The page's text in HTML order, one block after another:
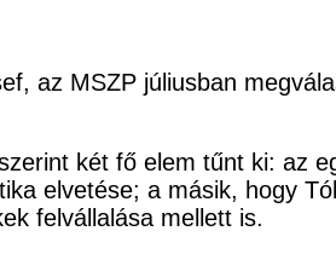
az MSZP júliusban
két fő elem tűnt ki: az
elvetése; a másik, hogy
felvállalása mellett is.